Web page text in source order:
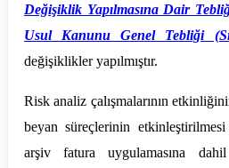
Değişiklik Yapılmasına Dair
Usul Kanunu Genel Tebliği
değişiklikler yapılmıştır.
Risk analiz çalışmalarının
beyan süreçlerinin
arşiv fatura uygulamasına